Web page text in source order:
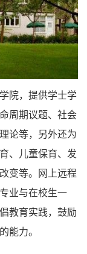
院，提供学士学
周期议题、社会
论等，另外还为
、儿童保育、发
变等。网上远程
业与在校生一
教育实践，鼓励
能力。